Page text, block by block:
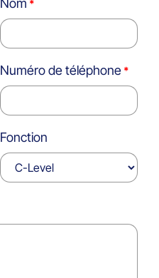
Nom
Numéro de téléphone
Fonction